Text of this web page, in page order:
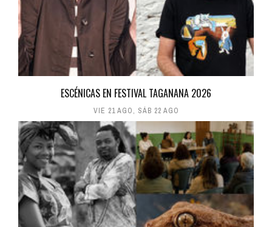
ESCÉNICAS EN FESTIVAL TAGANANA 2026
VIE 21 AGO, SÁB 22 AGO